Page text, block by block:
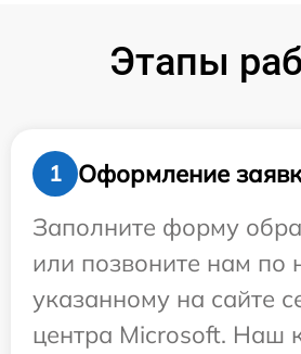
Этапы
1
Оформление
Заполните форму
или позвоните нам по
указанному на сайте
центра Microsoft. Наш